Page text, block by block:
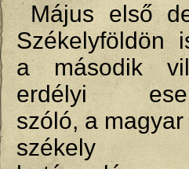
Május első
Székelyföldön
a második
erdélyi
szóló, a
székely